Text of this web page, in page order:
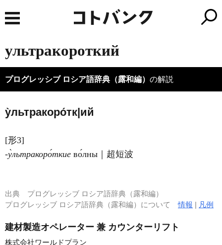
ультракороткий
プログレッシブ ロシア語辞典（露和編） の解説
у̀льтракоро́тк|ий
[形3]
‐у̀льтракоро́ткие во́лны｜超短波
出典 プログレッシブ ロシア語辞典（露和編）
プログレッシブ ロシア語辞典（露和編）について情報 | 凡例
建材製造オペレーター 兼 カウンターリフト
株式会社ワールドプラン